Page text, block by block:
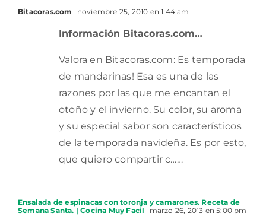
Bitacoras.com noviembre 25, 2010 en 1:44 am
Información Bitacoras.com…
Valora en Bitacoras.com: Es temporada
de mandarinas! Esa es una de las
razones por las que me encantan el
otoño y el invierno. Su color, su aroma
y su especial sabor son característicos
de la temporada navideña. Es por esto,
que quiero compartir c……
Ensalada de espinacas con toronja y camarones. Receta de
Semana Santa. | Cocina Muy Facil
marzo 26, 2013 en 5:00 pm